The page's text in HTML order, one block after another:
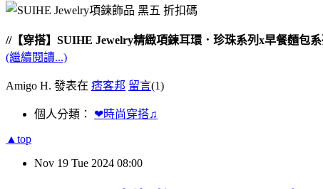
//【穿搭】SUIHE Jewelry精緻項鍊耳環．珍珠系列x早餐麵包
(繼續閱讀...)
Amigo H. 發表在 痞客邦 留言(1)
個人分類： ❤時尚穿搭♫
▲top
Nov 19 Tue 2024 08:00